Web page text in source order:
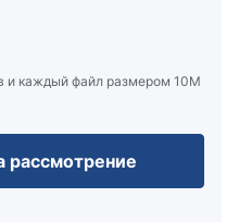
и каждый файл размером 10M
рассмотрение